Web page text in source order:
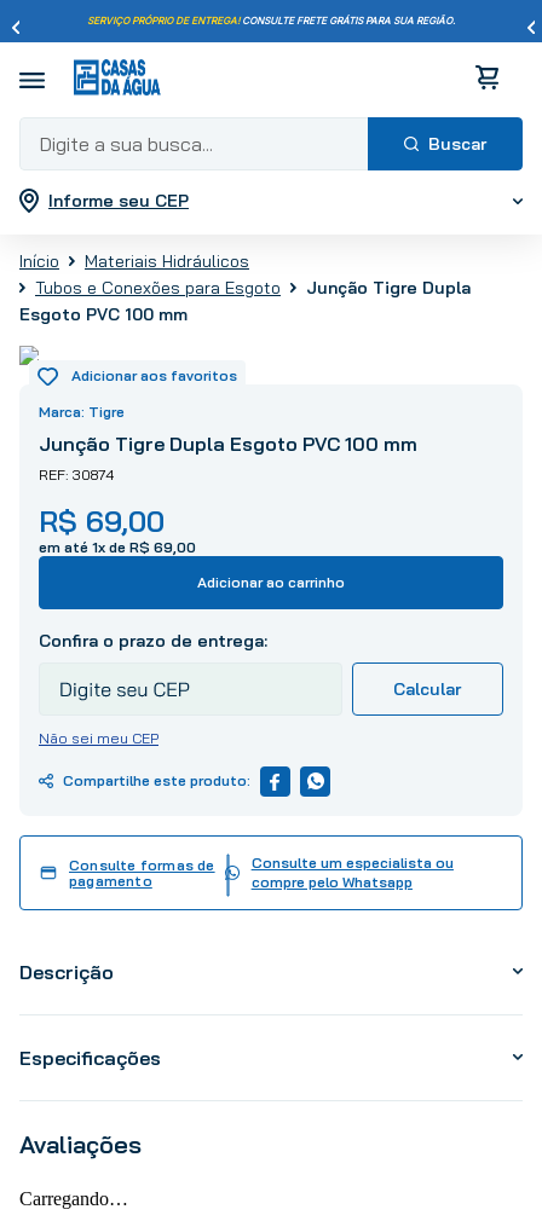
SERVIÇO PRÓPRIO DE ENTREGA!CONSULTE FRETE GRÁTIS PARA SUA REGIÃO.
Digite a sua busca...
Informe seu CEP
Materiais Hidráulicos
Tubos e Conexões para Esgoto
Junção Tigre Dupla
Esgoto PVC 100 mm
Tigre
Junção Tigre Dupla Esgoto PVC 100 mm
30874
R$ 69,00
em até 1x de R$ 69 00
Adicionar ao carrinho
Não sei meu CEP
Consulte formas de
pagamento
Consulte um especialista ou
compre pelo Whatsapp
Descrição
Especificações
Avaliações
Carregando…
Termos mais buscados
2
porcelanato
3º
piso
5
º
vaso sanitário
6º
torneira
7º
chuveiro
8º
cimento
9º
telha
10º tinta